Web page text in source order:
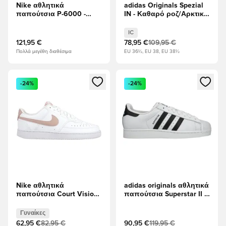
Nike αθλητικά
παπούτσια P-6000 -
121,95 €
Πολλά μεγέθη διαθέσιμα
adidas Originals Spezial
IN - Καθαρό ροζ/Αρκτική
IC
78,95 €109,95 €
EU 36½, EU 38, EU 38½
Ανοίγει ένα Modal για να συνδεθείτε ή να εγγραφείτε ως
-24%
Nike αθλητικά
παπούτσια Court Vision
Λευκό/Ροζ Οξφόρδη
Γυναίκες
Γυναίκες
62,95 €82,95 €
Ανοίγει ένα Modal για να
-24%
adidas originals αθλητικά
παπούτσια Superstar II -
90,95 €119,95 €